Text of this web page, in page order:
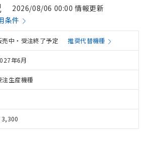
2026/08/06 00:00 情報更新
条件
売中・受注終了予定 推奨代替機種
年6月
注生産機種
3,300